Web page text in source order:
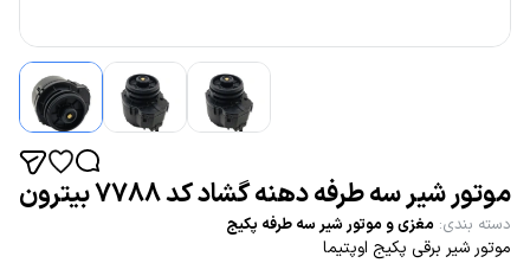
موتور شیر سه طرفه دهنه گشاد کد 7788 بیترون
دسته بندی: مغزی و موتور شیر سه طرفه پکیج
موتور شیر برقی پکیج اوپتیما